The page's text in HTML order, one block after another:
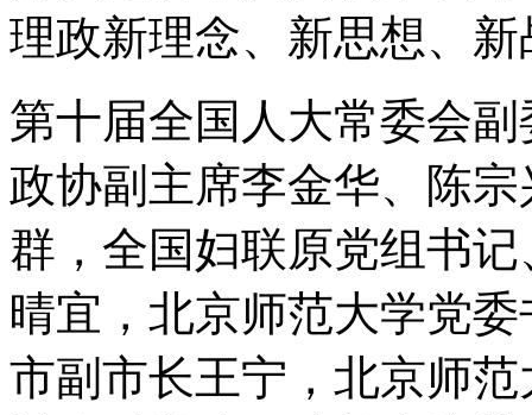
理政新理念、新思想、
第十届全国人大常委会
政协副主席李金华、陈
群，全国妇联原党组书
晴宜，北京师范大学党
市副市长王宁，北京师